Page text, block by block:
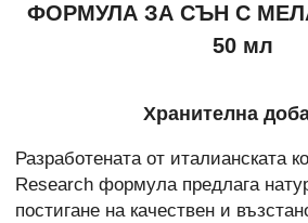
ФОРМУЛА ЗА СЪН С
50 мл
Хранителна
Разработената от италианската
Research формула предлага
постигане на качествен и